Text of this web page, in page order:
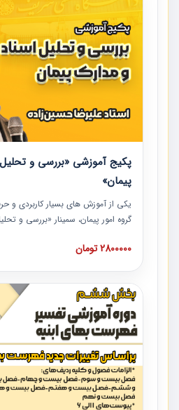
پکیج آموزشی «بررسی و
پیمان»
یکی از آموزش‏‏‏‏‏‏ های بسیار کاربردی و
گروه امور پیمان، سمینار «بررسی و
است که در دانشگاه صنعتی شریف
نکات کلیدی مربوط به اسناد و مدارک
پیمان به همراه تجربیات عملی در
2800000 تومان